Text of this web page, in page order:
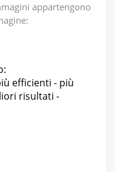
appartengono
efficienti - più
risultati -